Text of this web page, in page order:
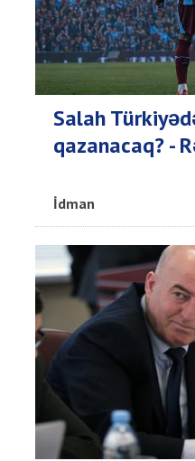
Salah
qazanacaq? -
İdman